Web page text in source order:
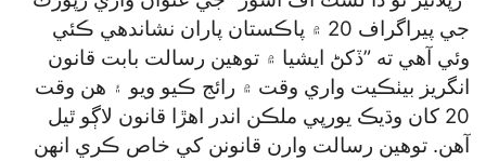
جي پيراگراف 20 ۾ پاڪستان پاران نشاندهي ڪئي
وئي آهي ته ”ڏکڻ ايشيا ۾ توهين رسالت بابت قانون
انگريز بيٺڪيت واري وقت ۾ رائج ڪيو ويو ۽ هن وقت
20 کان وڌيڪ يورپي ملڪن اندر اهڙا قانون لاڳو ٿيل
آهن. توهين رسالت وارن قانونن کي خاص ڪري انهن